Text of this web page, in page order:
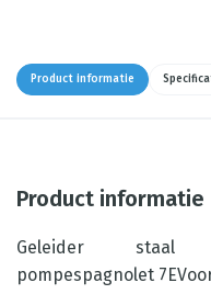
Product informatie
Product informatie
Geleider staal
pompespagnolet